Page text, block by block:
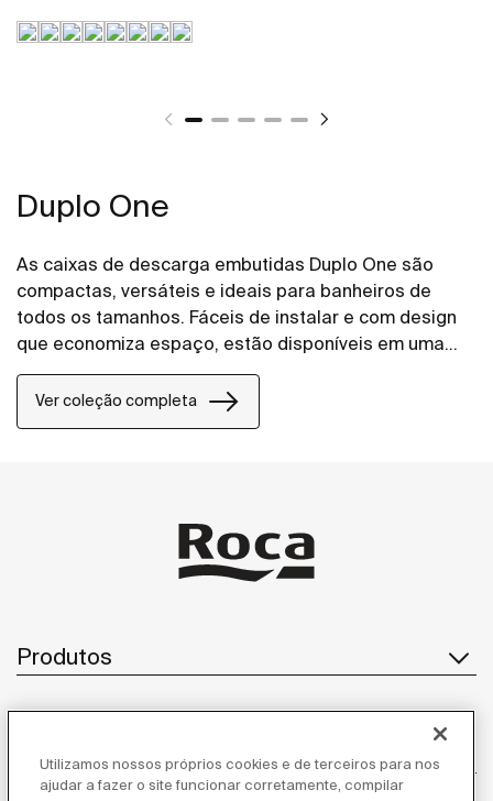
Duplo One
As caixas de descarga embutidas Duplo One são
compactas, versáteis e ideais para banheiros de
todos os tamanhos. Fáceis de instalar e com design
que economiza espaço, estão disponíveis em uma
Ver coleção completa
Produtos
Atendimento ao cliente
Utilizamos nossos próprios cookies e de terceiros para nos
ajudar a fazer o site funcionar corretamente, compilar